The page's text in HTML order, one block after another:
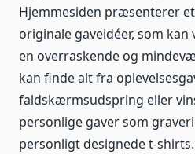
Hjemmesiden præsenterer
originale gaveidéer, som
en overraskende og
kan finde alt fra
faldskærmsudspring eller
personlige gaver som
personligt designede t-shirts.